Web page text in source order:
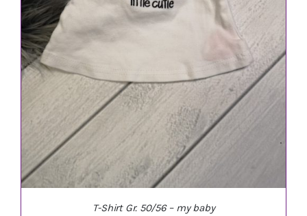
T-Shirt Gr. 50/56 – my baby